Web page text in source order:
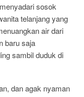
sosok
telanjang yang
air dari
baru saja
sambil duduk di
dan agak nyaman